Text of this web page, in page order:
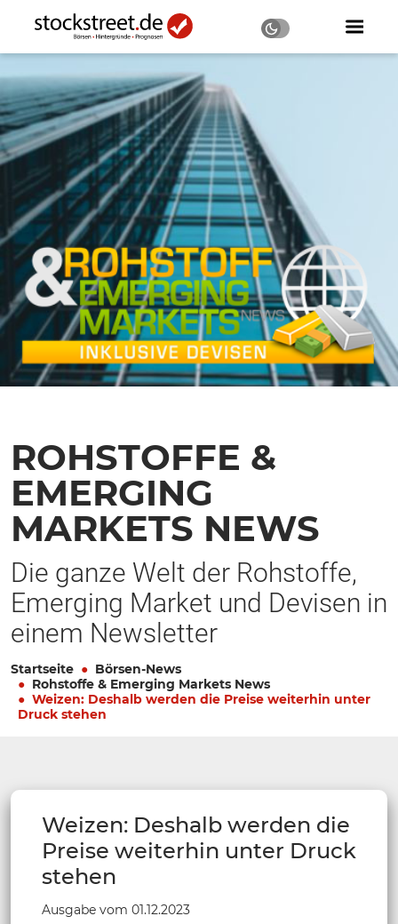
ROHSTOFFE &
EMERGING
MARKETS NEWS
Die ganze Welt der Rohstoffe,
Emerging Market und Devisen in
einem Newsletter
Startseite
Börsen-News
Rohstoffe & Emerging Markets News
Weizen: Deshalb werden die Preise weiterhin unter
Druck stehen
Weizen: Deshalb werden die
Preise weiterhin unter Druck
stehen
Ausgabe vom 01.12.2023